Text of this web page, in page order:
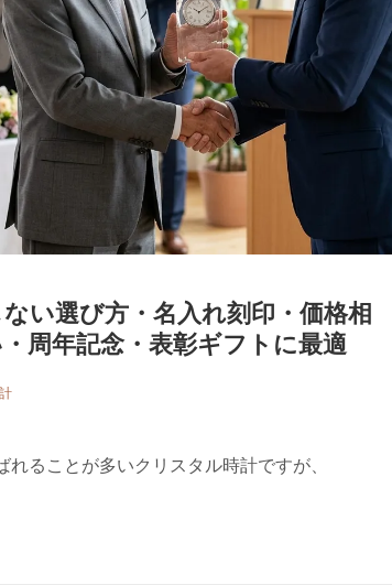
い選び方・名入れ刻印・価格相
周年記念・表彰ギフトに最適
ることが多いクリスタル時計ですが、